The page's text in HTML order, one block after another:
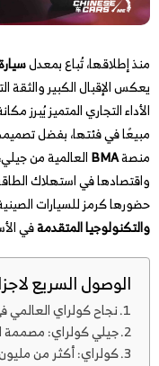
منذ إطلاقها، تُباع بمعدلسيارة
يعكس الإقبال الكبير والثقة
الأداء التجاري المتميز يُبرز
مبيعًا في فئتها، بفضل
منصةBMA العالمية من
واقتصادها في استهلاك
حضورها كرمز للسيارات
والتكنولوجيا المتقدمةفي
الوصول السريع
نجاح كولراي العالمي
جيلي كولراي: مصممة
كولراي: أكثر من